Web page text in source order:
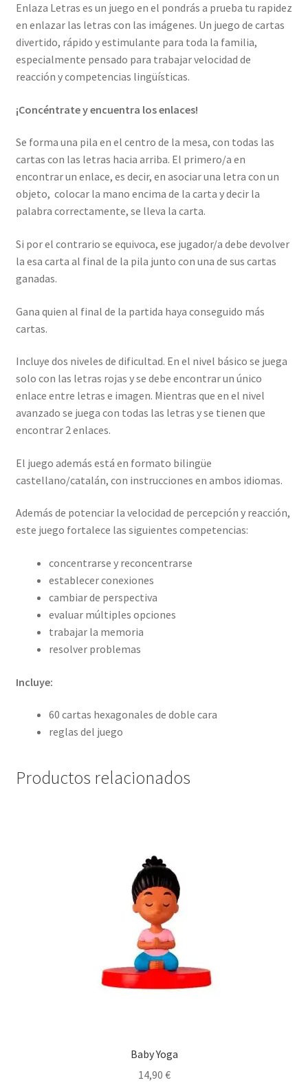
Enlaza Letras es un juego en el pondrás a prueba tu rapidez
en enlazar las letras con las imágenes. Un juego de cartas
divertido, rápido y estimulante para toda la familia,
especialmente pensado para trabajar velocidad de
reacción y competencias lingüísticas.
¡Concéntrate y encuentra los enlaces!
Se forma una pila en el centro de la mesa, con todas las
cartas con las letras hacia arriba. El primero/a en
encontrar un enlace, es decir, en asociar una letra con un
objeto, colocar la mano encima de la carta y decir la
palabra correctamente, se lleva la carta.
Si por el contrario se equivoca, ese jugador/a debe devolver
la esa carta al final de la pila junto con una de sus cartas
ganadas.
Gana quien al final de la partida haya conseguido más
cartas.
Incluye dos niveles de dificultad. En el nivel básico se juega
solo con las letras rojas y se debe encontrar un único
enlace entre letras e imagen. Mientras que en el nivel
avanzado se juega con todas las letras y se tienen que
encontrar 2 enlaces.
El juego además está en formato bilingüe
castellano/catalán, con instrucciones en ambos idiomas.
Además de potenciar la velocidad de percepción y reacción,
este juego fortalece las siguientes competencias:
concentrarse y reconcentrarse
establecer conexiones
cambiar de perspectiva
evaluar múltiples opciones
trabajar la memoria
resolver problemas
Incluye:
60 cartas hexagonales de doble cara
reglas del juego
Productos relacionados
Baby Yoga
14,90 €